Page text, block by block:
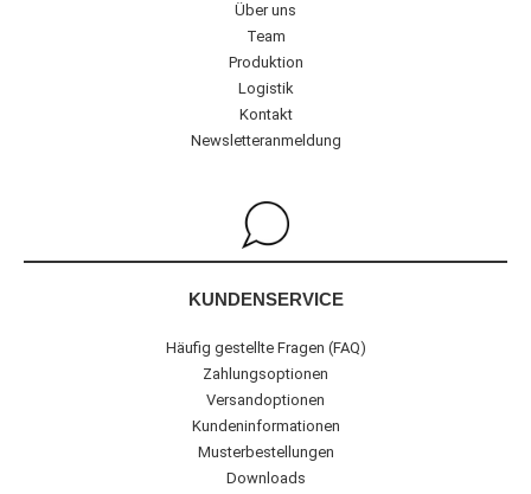
Über uns
Team
Produktion
Logistik
Kontakt
Newsletteranmeldung
KUNDENSERVICE
Häufig gestellte Fragen (FAQ)
Zahlungsoptionen
Versandoptionen
Kundeninformationen
Musterbestellungen
Downloads